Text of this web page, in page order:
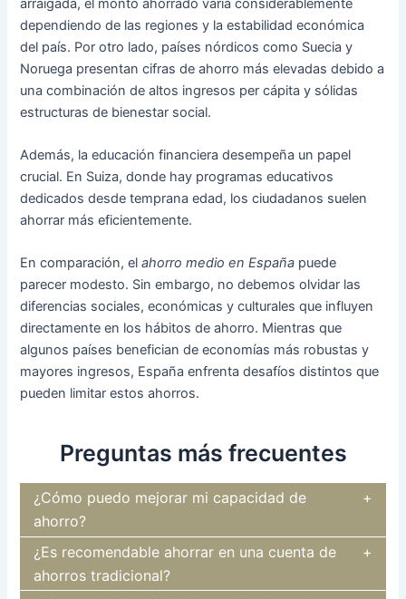
dependiendo de las regiones y la estabilidad económica
del país. Por otro lado, países nórdicos como Suecia y
Noruega presentan cifras de ahorro más elevadas debido a
una combinación de altos ingresos per cápita y sólidas
estructuras de bienestar social.
Además, la educación financiera desempeña un papel
crucial. En Suiza, donde hay programas educativos
dedicados desde temprana edad, los ciudadanos suelen
ahorrar más eficientemente.
En comparación, elahorro medio en España puede
parecer modesto. Sin embargo, no debemos olvidar las
diferencias sociales, económicas y culturales que influyen
directamente en los hábitos de ahorro. Mientras que
algunos países benefician de economías más robustas y
mayores ingresos, España enfrenta desafíos distintos que
pueden limitar estos ahorros.
Preguntas más frecuentes
¿Cómo puedo mejorar mi capacidad de
ahorro?
¿Es recomendable ahorrar en una cuenta de
ahorros tradicional?